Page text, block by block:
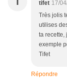
tifet 17/
Très jolis
utilises
ta recette,
exemple
Tifet
Répondre